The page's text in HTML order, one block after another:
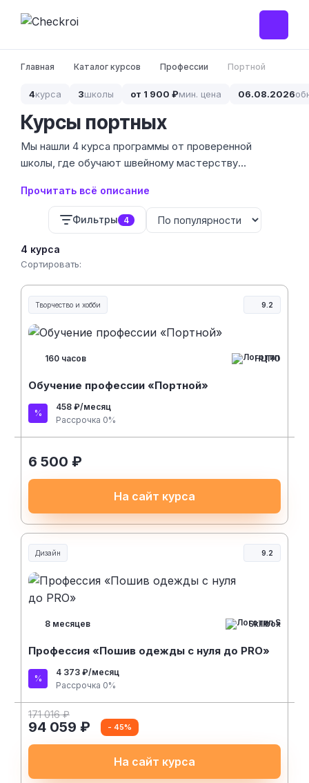
Главная Каталог курсов Профессии Портной
4курса 3школы от 1 900 ₽мин. цена 06.08.2026
Курсы портных
Мы нашли 4 курса программы от проверенной
школы, где обучают швейному мастерству
варьируется от 87 528 до 93 922 ₽, что
соответствует уровню полноценной
переподготовки с выдачей документов.
Прочитать всё описание
Фильтры 4
4 курса
Сортировать:
Творчество и хобби
Творчество, контент и хобби
9.2
160 часов НЦПО
Обучение профессии «Портной»
458 ₽/месяц
Рассрочка 0%
6 500 ₽
На сайт курса
Дизайн 9.2
8 месяцев Skillbox
Профессия «Пошив одежды с нуля до PRO»
4 373 ₽/месяц
Рассрочка 0%
171 016 ₽
94 059 ₽ - 45%
На сайт курса